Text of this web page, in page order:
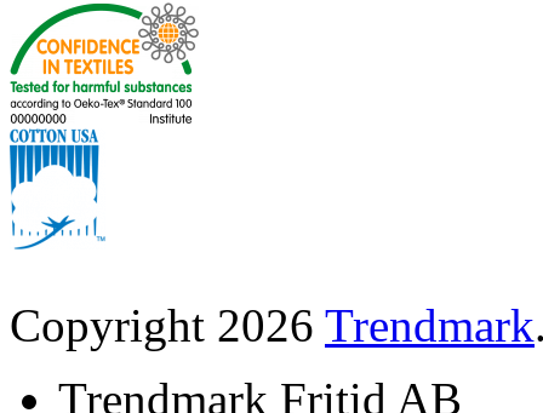
Copyright 2026 Trendmark
Trendmark Fritid AB